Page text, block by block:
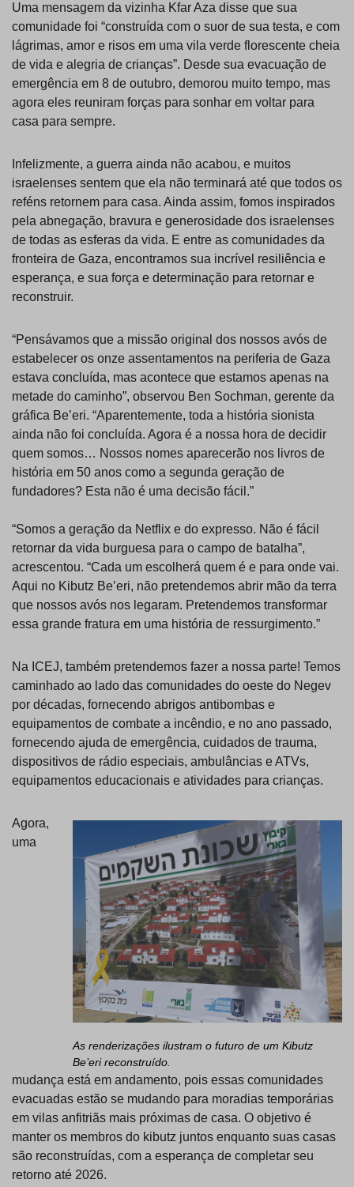
Uma mensagem da vizinha Kfar Aza disse que sua
comunidade foi “construída com o suor de sua testa, e com
lágrimas, amor e risos em uma vila verde florescente cheia
de vida e alegria de crianças”. Desde sua evacuação de
emergência em 8 de outubro, demorou muito tempo, mas
agora eles reuniram forças para sonhar em voltar para
casa para sempre.
Infelizmente, a guerra ainda não acabou, e muitos
israelenses sentem que ela não terminará até que todos os
reféns retornem para casa. Ainda assim, fomos inspirados
pela abnegação, bravura e generosidade dos israelenses
de todas as esferas da vida. E entre as comunidades da
fronteira de Gaza, encontramos sua incrível resiliência e
esperança, e sua força e determinação para retornar e
reconstruir.
“Pensávamos que a missão original dos nossos avós de
estabelecer os onze assentamentos na periferia de Gaza
estava concluída, mas acontece que estamos apenas na
metade do caminho”, observou Ben Sochman, gerente da
gráfica Be’eri. “Aparentemente, toda a história sionista
ainda não foi concluída. Agora é a nossa hora de decidir
quem somos… Nossos nomes aparecerão nos livros de
história em 50 anos como a segunda geração de
fundadores? Esta não é uma decisão fácil.”
“Somos a geração da Netflix e do expresso. Não é fácil
retornar da vida burguesa para o campo de batalha”,
acrescentou. “Cada um escolherá quem é e para onde vai.
Aqui no Kibutz Be’eri, não pretendemos abrir mão da terra
que nossos avós nos legaram. Pretendemos transformar
essa grande fratura em uma história de ressurgimento.”
Na ICEJ, também pretendemos fazer a nossa parte! Temos
caminhado ao lado das comunidades do oeste do Negev
por décadas, fornecendo abrigos antibombas e
equipamentos de combate a incêndio, e no ano passado,
fornecendo ajuda de emergência, cuidados de trauma,
dispositivos de rádio especiais, ambulâncias e ATVs,
equipamentos educacionais e atividades para crianças.
As renderizações ilustram o futuro de um Kibutz
Be’eri reconstruído.
Agora,
uma
mudança está em andamento, pois essas comunidades
evacuadas estão se mudando para moradias temporárias
em vilas anfitriãs mais próximas de casa. O objetivo é
manter os membros do kibutz juntos enquanto suas casas
são reconstruídas, com a esperança de completar seu
retorno até 2026.